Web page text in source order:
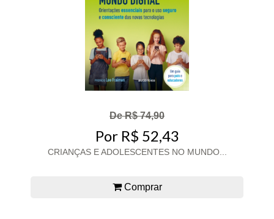
De R$ 74,90
Por R$ 52,43
CRIANÇAS E ADOLESCENTES NO MUNDO...
Comprar